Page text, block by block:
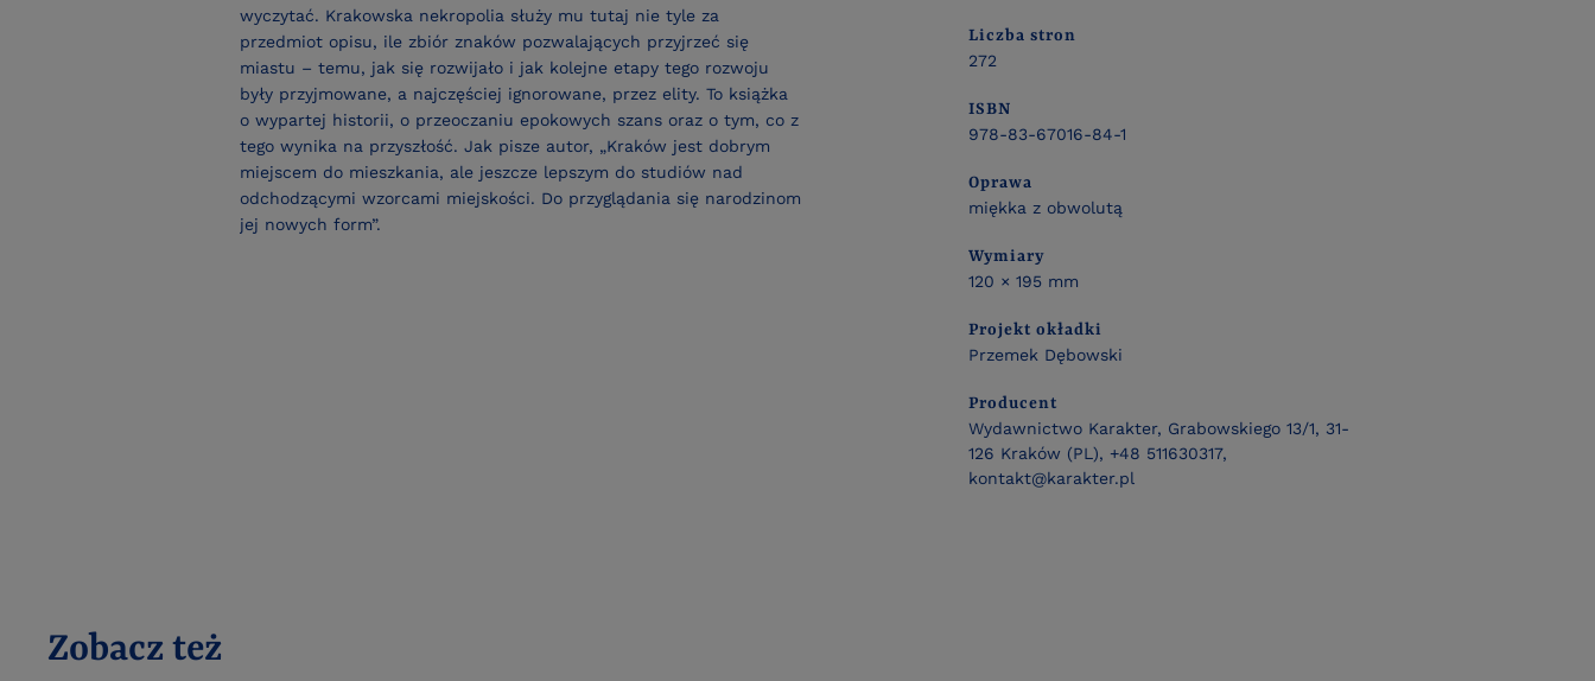
wyczytać. Krakowska nekropolia służy mu tutaj nie tyle za
przedmiot opisu, ile zbiór znaków pozwalających przyjrzeć się
miastu – temu, jak się rozwijało i jak kolejne etapy tego rozwoju
były przyjmowane, a najczęściej ignorowane, przez elity. To książka
o wypartej historii, o przeoczaniu epokowych szans oraz o tym, co z
tego wynika na przyszłość. Jak pisze autor, „Kraków jest dobrym
miejscem do mieszkania, ale jeszcze lepszym do studiów nad
odchodzącymi wzorcami miejskości. Do przyglądania się narodzinom
jej nowych form”.
Liczba stron
272
ISBN
978-83-67016-84-1
Oprawa
miękka z obwolutą
Wymiary
120 × 195 mm
Projekt okładki
Przemek Dębowski
Producent
Wydawnictwo Karakter, Grabowskiego 13/1, 31-
126 Kraków (PL), +48 511630317,
kontakt@karakter.pl
Zobacz też